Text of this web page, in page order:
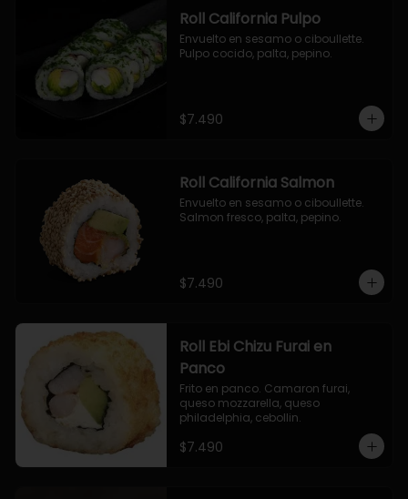
Roll California Pulpo
Envuelto en sesamo o ciboullette.
Pulpo cocido, palta, pepino.
$7.490
Roll California Salmon
Envuelto en sesamo o ciboullette.
Salmon fresco, palta, pepino.
$7.490
Roll Ebi Chizu Furai en
Panco
Frito en panco. Camaron furai,
queso mozzarella, queso
philadelphia, cebollin.
$7.490